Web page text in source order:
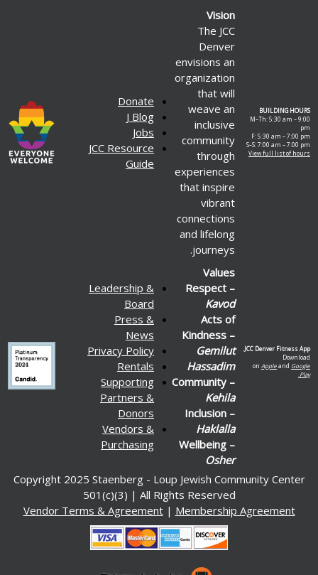
BUILDING HOURS
M–Th: 5:30 am – 9:00
pm
F: 5:30 am – 7:00 pm
S–S: 7:00 am – 7:00 pm
View full list of hours
Vision
The JCC
Denver
envisions an
organization
that will
weave an
inclusive
community
through
experiences
that inspire
vibrant
connections
and lifelong
journeys.
Donate
J Blog
Jobs
JCC Resource
Guide
JCC Denver Fitness App.
Download
on Appleand Google
Play.
Values
Respect –
Kavod
Acts of
Kindness –
Gemilut
Hassadim
Community –
Kehila
Inclusion –
Haklalla
Wellbeing –
Osher
Leadership &
Board
Press &
News
Privacy Policy
Rentals
Supporting
Partners &
Donors
Vendors &
Purchasing
Copyright 2025 Staenberg - Loup Jewish Community Center
501(c)(3) | All Rights Reserved
Vendor Terms & Agreement| Membership Agreement